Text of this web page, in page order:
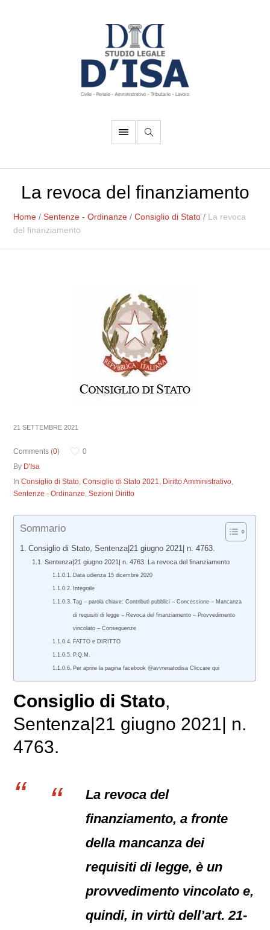
La revoca del finanziamento
Home /Sentenze - Ordinanze /Consiglio di Stato / La revoca
del finanziamento
21 SETTEMBRE 2021
Comments (0)
0
By D'Isa
InConsiglio di Stato,Consiglio di Stato 2021, Diritto Amministrativo,
Sentenze - Ordinanze,Sezioni Diritto
Sommario
Consiglio di Stato, Sentenza|21 giugno 2021| n. 4763.
Sentenza|21 giugno 2021| n. 4763. La revoca del finanziamento
Data udienza 15 dicembre 2020
Integrale
Tag – parola chiave: Contributi pubblici – Concessione – Mancanza
di requisiti di legge – Revoca del finanziamento – Provvedimento
vincolato – Conseguenze
FATTO e DIRITTO
P.Q.M.
Per aprire la pagina facebook @avvrenatodisa Cliccare qui
Consiglio di Stato,
Sentenza|21 giugno 2021| n.
4763.
La revoca del
finanziamento, a fronte
della mancanza dei
requisiti di legge, è un
provvedimento vincolato e,
quindi, in virtù dell’art. 21-